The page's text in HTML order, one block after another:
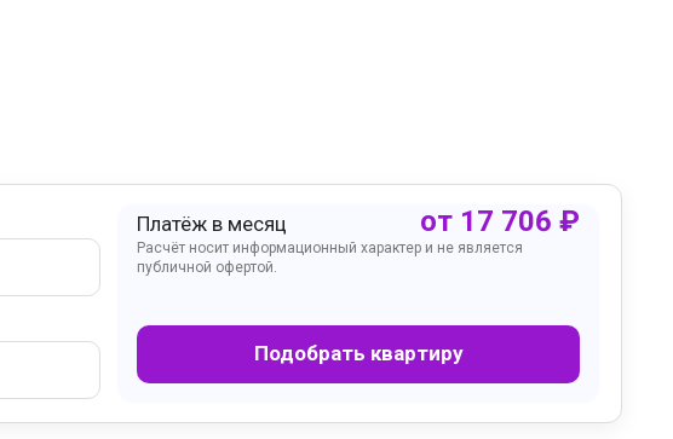
Платёж в месяц от 17 706 ₽
Расчёт носит информационный характер и не является
публичной офертой.
Подобрать квартиру